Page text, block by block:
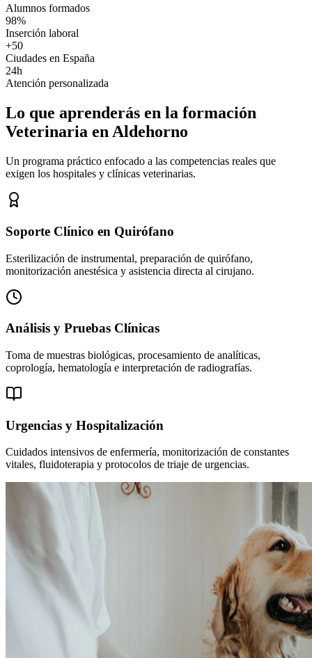
Alumnos formados
98%
Inserción laboral
+50
Ciudades en España
24h
Atención personalizada
Lo que aprenderás en la formación
Veterinaria en Aldehorno
Un programa práctico enfocado a las competencias reales que
exigen los hospitales y clínicas veterinarias.
Soporte Clínico en Quirófano
Esterilización de instrumental, preparación de quirófano,
monitorización anestésica y asistencia directa al cirujano.
Análisis y Pruebas Clínicas
Toma de muestras biológicas, procesamiento de analíticas,
coprología, hematología e interpretación de radiografías.
Urgencias y Hospitalización
Cuidados intensivos de enfermería, monitorización de constantes
vitales, fluidoterapia y protocolos de triaje de urgencias.